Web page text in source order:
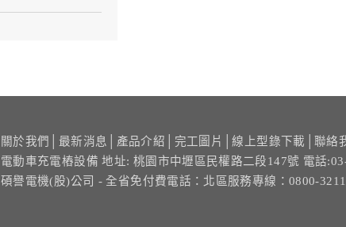
關於我們 最新消息 產品介紹 完工圖片 │線上型錄下載 │聯絡
電動車充電樁設備 地址: 桃園市中壢區民權路二段147號 電話
碩譽電機(股)公司 - 全省免付費電話： 北區服務專線：0800-